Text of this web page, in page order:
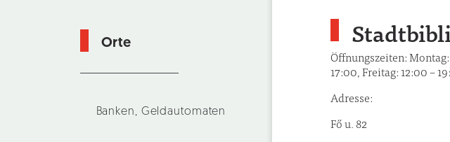
Orte
Banken, Geldautomaten
Öffnungszeiten:
17:00, Freitag: 12:00 –
Adresse:
Fő u. 82